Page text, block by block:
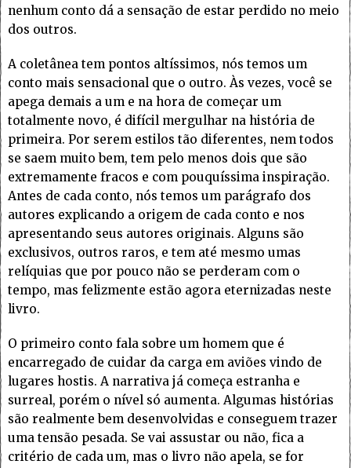
nenhum conto dá a sensação de estar perdido no meio
dos outros.
A coletânea tem pontos altíssimos, nós temos um
conto mais sensacional que o outro. Às vezes, você se
apega demais a um e na hora de começar um
totalmente novo, é difícil mergulhar na história de
primeira. Por serem estilos tão diferentes, nem todos
se saem muito bem, tem pelo menos dois que são
extremamente fracos e com pouquíssima inspiração.
Antes de cada conto, nós temos um parágrafo dos
autores explicando a origem de cada conto e nos
apresentando seus autores originais. Alguns são
exclusivos, outros raros, e tem até mesmo umas
relíquias que por pouco não se perderam com o
tempo, mas felizmente estão agora eternizadas neste
livro.
O primeiro conto fala sobre um homem que é
encarregado de cuidar da carga em aviões vindo de
lugares hostis. A narrativa já começa estranha e
surreal, porém o nível só aumenta. Algumas histórias
são realmente bem desenvolvidas e conseguem trazer
uma tensão pesada. Se vai assustar ou não, fica a
critério de cada um, mas o livro não apela, se for